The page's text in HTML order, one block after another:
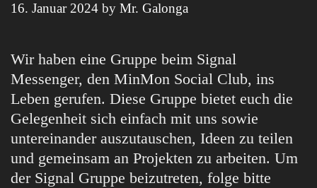
16. Januar 2024 by Mr. Galonga
Wir haben eine Gruppe beim Signal
Messenger, den MinMon Social Club, ins
Leben gerufen. Diese Gruppe bietet euch die
Gelegenheit sich einfach mit uns sowie
untereinander auszutauschen, Ideen zu teilen
und gemeinsam an Projekten zu arbeiten. Um
der Signal Gruppe beizutreten, folge bitte